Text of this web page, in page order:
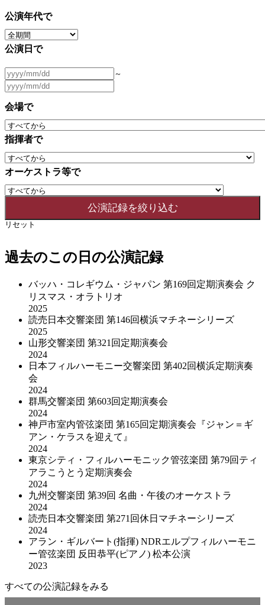
公演年代で
公演日で
～
会場で
指揮者で
オーケストラ等で
リセット
過去のこの日の公演記録
バッハ・コレギウム・ジャパン 第169回定期演奏会 ク
リスマス・オラトリオ
2025
読売日本交響楽団 第146回横浜マチネーシリーズ
2025
山形交響楽団 第321回定期演奏会
2024
日本フィルハーモニー交響楽団 第402回横浜定期演奏
会
2024
群馬交響楽団 第603回定期演奏会
2024
神戸市室内管弦楽団 第165回定期演奏会『ジャン＝ギ
アン・ケラスを迎えて』
2024
東京シティ・フィルハーモニック管弦楽団 第79回ティ
アラこうとう定期演奏会
2024
九州交響楽団 第39回 名曲・午後のオーケストラ
2024
読売日本交響楽団 第271回休日マチネーシリーズ
2024
アラン・ギルバート(指揮) NDRエルプフィルハーモニ
ー管弦楽団 反田恭平(ピアノ) 松本公演
2023
すべての公演記録をみる